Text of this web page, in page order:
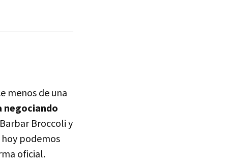
menos de una
negociando
Broccoli y
hoy podemos
oficial.